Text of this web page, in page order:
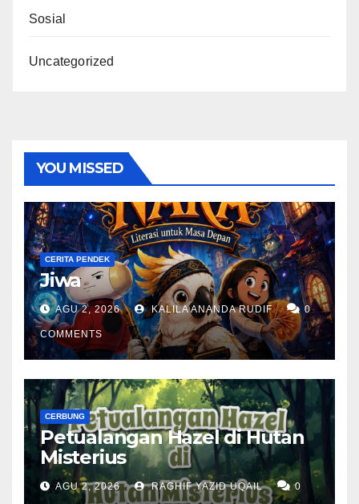
Sosial
Uncategorized
YOU MISSED
CERITA PENDEK
Jiwa
AGU 2, 2026 KALILA ANANDA RUDIF 0
COMMENTS
CERBUNG
Petualangan Hazel di Hutan
Misterius
AGU 2, 2026 RAGHIF YAZID UQAIL 0